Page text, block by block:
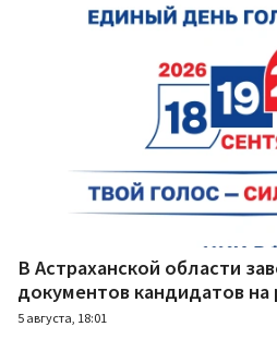
В Астраханской области
документов кандидатов на
5 августа, 18:01